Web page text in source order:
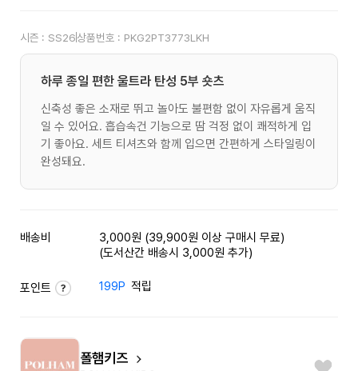
시즌 : SS26상품번호 : PKG2PT3773LKH
하루 종일 편한 울트라 탄성 5부 숏츠
신축성 좋은 소재로 뛰고 놀아도 불편함 없이 자유롭게 움직
일 수 있어요. 흡습속건 기능으로 땀 걱정 없이 쾌적하게 입
기 좋아요. 세트 티셔츠와 함께 입으면 간편하게 스타일링이
완성돼요.
배송비
3,000원 (39,900원 이상 구매시 무료)
(도서산간 배송시 3,000원 추가)
포인트 199P 적립
폴햄키즈